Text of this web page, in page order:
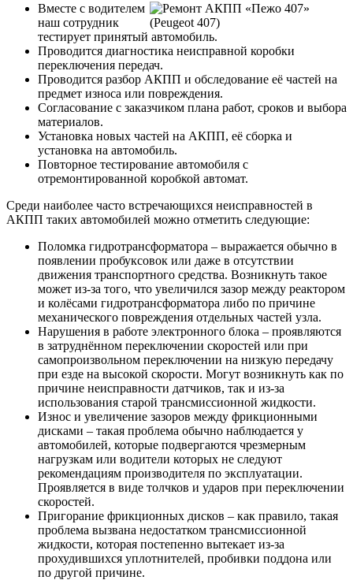
Вместе с водителем
наш сотрудник
тестирует принятый автомобиль.
Проводится диагностика неисправной коробки
переключения передач.
Проводится разбор АКПП и обследование её частей на
предмет износа или повреждения.
Согласование с заказчиком плана работ, сроков и выбора
материалов.
Установка новых частей на АКПП, её сборка и
установка на автомобиль.
Повторное тестирование автомобиля с
отремонтированной коробкой автомат.
Среди наиболее часто встречающихся неисправностей в
АКПП таких автомобилей можно отметить следующие:
Поломка гидротрансформатора – выражается обычно в
появлении пробуксовок или даже в отсутствии
движения транспортного средства. Возникнуть такое
может из-за того, что увеличился зазор между реактором
и колёсами гидротрансформатора либо по причине
механического повреждения отдельных частей узла.
Нарушения в работе электронного блока – проявляются
в затруднённом переключении скоростей или при
самопроизвольном переключении на низкую передачу
при езде на высокой скорости. Могут возникнуть как по
причине неисправности датчиков, так и из-за
использования старой трансмиссионной жидкости.
Износ и увеличение зазоров между фрикционными
дисками – такая проблема обычно наблюдается у
автомобилей, которые подвергаются чрезмерным
нагрузкам или водители которых не следуют
рекомендациям производителя по эксплуатации.
Проявляется в виде толчков и ударов при переключении
скоростей.
Пригорание фрикционных дисков – как правило, такая
проблема вызвана недостатком трансмиссионной
жидкости, которая постепенно вытекает из-за
прохудившихся уплотнителей, пробивки поддона или
по другой причине.